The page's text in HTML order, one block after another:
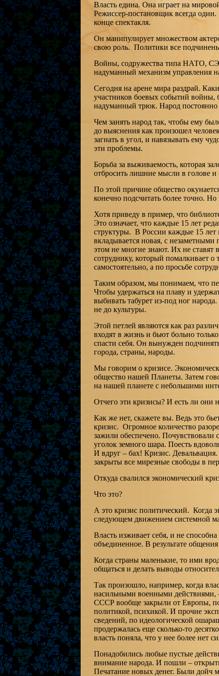
Власть едина. Она играет на
Режиссер-постановщик всегда
конце спектакля.
Он манипулирует множеством
свою роль. Политики все
Войны, содружества типа НАТО,
надуманный механизм управления
Сегодня на арене мира раздрай.
участников боевых событий
надуманный трюк. Народ постоянно
Чем занять народ так, чтобы ему
до выяснения как произошел
загнать в угол, и навязывать ему
эти проблемы.
Борьба за выживаемость, которая
отбросить лишние мысли в голове и
По этой причине общество
конечно подсчитать более точно.
Хотя приведу в пример, что
Это означает, что каждые 15 лет
структуры. В России каждые 15 лет
вкладывается новая, с
этом не многие знают. Их не ставят
сотруднику, который помалкивает о
самостоятельно, а по просьбе
Таким образом, мы понимаем, что
Чтобы удержаться на плаву и
выбивать табурет из-под ног
не до культуры.
Этой петлей являются как раз
входят в жизнь и бьют больно
спасти себя. Он вынужден
города, страны, народы.
Мы говорим о кризисе.
общество нашей Планеты. Затем
на нашей планете с небольшими
Отчего эти кризисы? И есть ли они
Как же нет, скажете вы. Ведь это
кризис. Огромное количество
зажили обеспечено.
уголок земного шара. Поесть
И вдруг – бах! Кризис.
закрыты все мирезные свободы в
Откуда свалился экономический
Что это?
А это кризис политический. Когда
следующем движением системной
Власть изживает себя, и не
объединенное. В результате
Когда страны маленькие, то ими
общаться и делать выводы
Так произошло, например, когда
насильными военными действиями,
СССР вообще закрыли от Европы,
политикой, психикой. И прочие
сведений, по идеологической
продержалась еще сколько-то
власть поняла, что у нее более нет
Понадобились любые пустые
внимание народа. И пошли –
Печатание новых денег. Были дойч